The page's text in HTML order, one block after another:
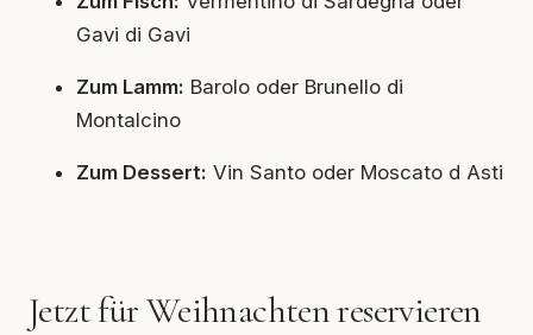
Gavi di Gavi
Zum Lamm: Barolo oder Brunello di
Montalcino
Zum Dessert: Vin Santo oder Moscato d Asti
Jetzt für Weihnachten reservieren